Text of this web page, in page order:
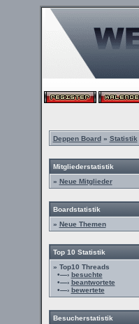
Deppen Board» Statistik
Mitgliederstatistik
» Neue Mitglieder
Boardstatistik
» Neue Themen
Top 10 Statistik
» Top10 Threads
•—› besuchte
•—› beantwortete
•—› bewertete
Besucherstatistik